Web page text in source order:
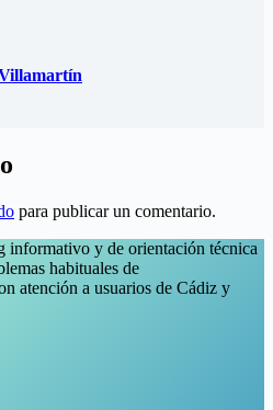
para publicar un comentario.
informativo y de orientación técnica
habituales de
atención a usuarios de Cádiz y